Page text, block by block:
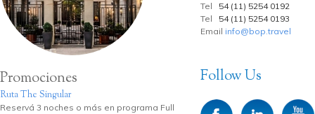
Promociones
Ruta The Singular
Reservá 3 noches o más en programa Full
Tel 54 (11) 5254 0192
Tel 54 (11) 5254 0193
Email info@bop.travel
Follow Us